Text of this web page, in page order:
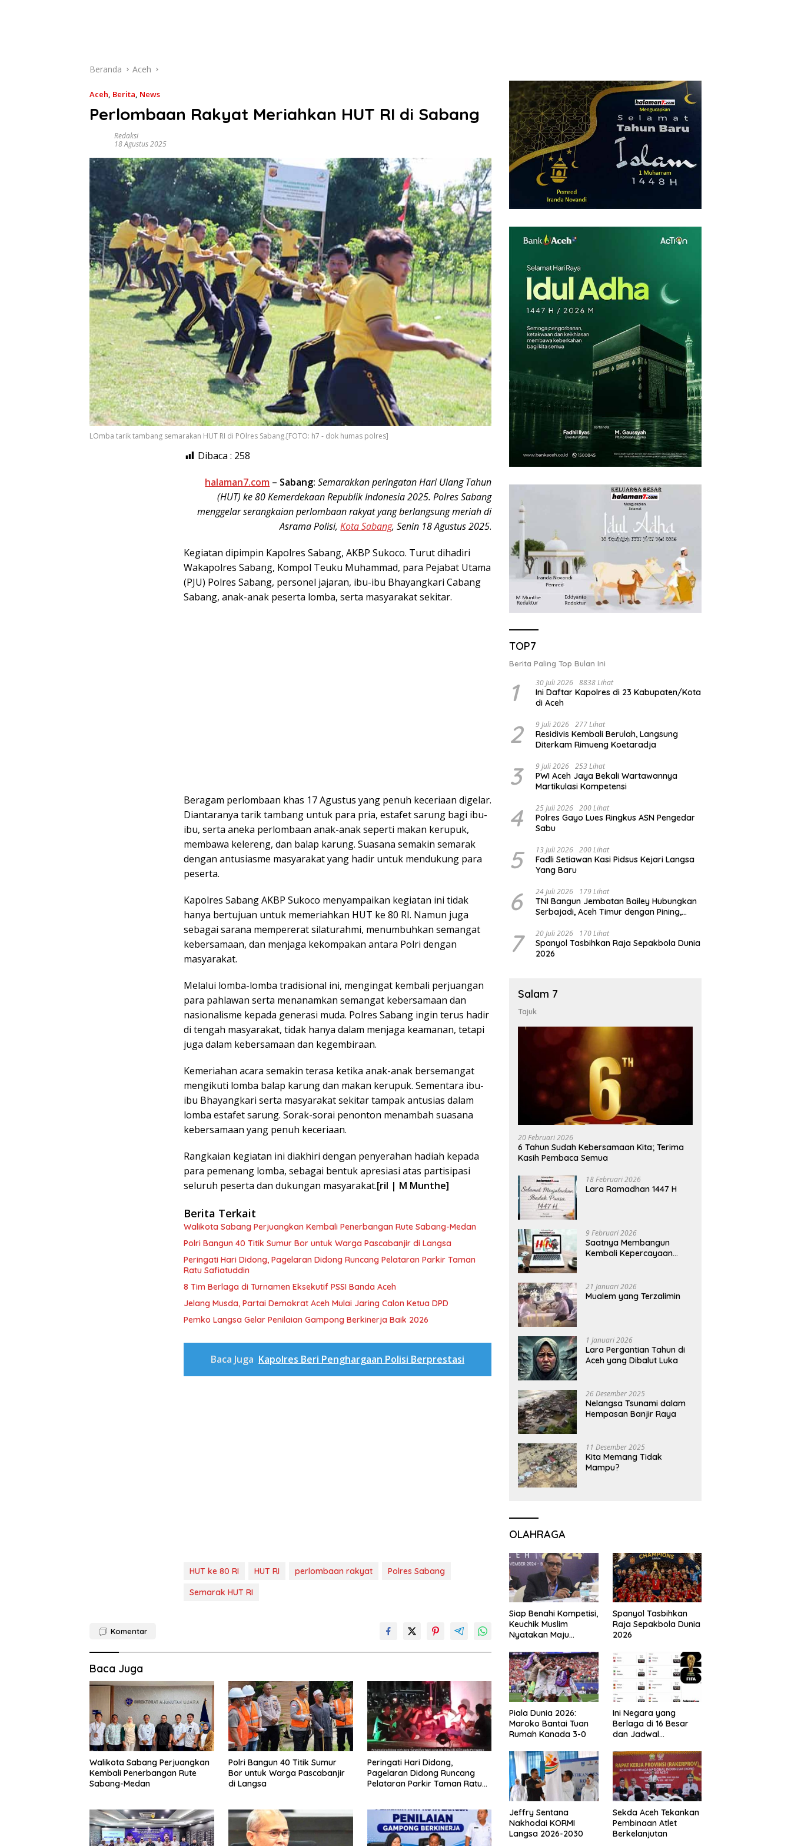
Beranda Aceh
Aceh, Berita, News
Perlombaan Rakyat Meriahkan HUT RI di Sabang
Redaksi
18 Agustus 2025
LOmba tarik tambang semarakan HUT RI di POlres Sabang.[FOTO: h7 - dok humas polres]
Dibaca : 258
halaman7.com – Sabang: Semarakkan peringatan Hari Ulang Tahun
(HUT) ke 80 Kemerdekaan Republik Indonesia 2025. Polres Sabang
menggelar serangkaian perlombaan rakyat yang berlangsung meriah di
Asrama Polisi,Kota Sabang, Senin 18 Agustus 2025.
Kegiatan dipimpin Kapolres Sabang, AKBP Sukoco. Turut dihadiri
Wakapolres Sabang, Kompol Teuku Muhammad, para Pejabat Utama
(PJU) Polres Sabang, personel jajaran, ibu-ibu Bhayangkari Cabang
Sabang, anak-anak peserta lomba, serta masyarakat sekitar.
Beragam perlombaan khas 17 Agustus yang penuh keceriaan digelar.
Diantaranya tarik tambang untuk para pria, estafet sarung bagi ibu-
ibu, serta aneka perlombaan anak-anak seperti makan kerupuk,
membawa kelereng, dan balap karung. Suasana semakin semarak
dengan antusiasme masyarakat yang hadir untuk mendukung para
peserta.
Kapolres Sabang AKBP Sukoco menyampaikan kegiatan ini tidak
hanya bertujuan untuk memeriahkan HUT ke 80 RI. Namun juga
sebagai sarana mempererat silaturahmi, menumbuhkan semangat
kebersamaan, dan menjaga kekompakan antara Polri dengan
masyarakat.
Melalui lomba-lomba tradisional ini, mengingat kembali perjuangan
para pahlawan serta menanamkan semangat kebersamaan dan
nasionalisme kepada generasi muda. Polres Sabang ingin terus hadir
di tengah masyarakat, tidak hanya dalam menjaga keamanan, tetapi
juga dalam kebersamaan dan kegembiraan.
Kemeriahan acara semakin terasa ketika anak-anak bersemangat
mengikuti lomba balap karung dan makan kerupuk. Sementara ibu-
ibu Bhayangkari serta masyarakat sekitar tampak antusias dalam
lomba estafet sarung. Sorak-sorai penonton menambah suasana
kebersamaan yang penuh keceriaan.
Rangkaian kegiatan ini diakhiri dengan penyerahan hadiah kepada
para pemenang lomba, sebagai bentuk apresiasi atas partisipasi
seluruh peserta dan dukungan masyarakat.[ril | M Munthe]
Berita Terkait
Walikota Sabang Perjuangkan Kembali Penerbangan Rute Sabang-Medan
Polri Bangun 40 Titik Sumur Bor untuk Warga Pascabanjir di Langsa
Peringati Hari Didong, Pagelaran Didong Runcang Pelataran Parkir Taman
Ratu Safiatuddin
8 Tim Berlaga di Turnamen Eksekutif PSSI Banda Aceh
Jelang Musda, Partai Demokrat Aceh Mulai Jaring Calon Ketua DPD
Pemko Langsa Gelar Penilaian Gampong Berkinerja Baik 2026
Baca Juga Kapolres Beri Penghargaan Polisi Berprestasi
HUT ke 80 RI HUT RI perlombaan rakyat
Polres Sabang
Semarak HUT RI
Komentar
Baca Juga
Walikota Sabang Perjuangkan
Kembali Penerbangan Rute
Sabang-Medan
Polri Bangun 40 Titik Sumur
Bor untuk Warga Pascabanjir
di Langsa
Peringati Hari Didong,
Pagelaran Didong Runcang
Pelataran Parkir Taman Ratu
TOP7
Berita Paling Top Bulan Ini
1 30 Juli 2026 8838 Lihat
Ini Daftar Kapolres di 23 Kabupaten/Kota
di Aceh
2 9 Juli 2026 277 Lihat
Residivis Kembali Berulah, Langsung
Diterkam Rimueng Koetaradja
3 9 Juli 2026 253 Lihat
PWI Aceh Jaya Bekali Wartawannya
Martikulasi Kompetensi
4 25 Juli 2026 200 Lihat
Polres Gayo Lues Ringkus ASN Pengedar
Sabu
5 13 Juli 2026 200 Lihat
Fadli Setiawan Kasi Pidsus Kejari Langsa
Yang Baru
6 24 Juli 2026 179 Lihat
TNI Bangun Jembatan Bailey Hubungkan
Serbajadi, Aceh Timur dengan Pining,
7 20 Juli 2026 170 Lihat
Spanyol Tasbihkan Raja Sepakbola Dunia
2026
Salam 7
Tajuk
20 Februari 2026
6 Tahun Sudah Kebersamaan Kita; Terima
Kasih Pembaca Semua
18 Februari 2026
Lara Ramadhan 1447 H
9 Februari 2026
Saatnya Membangun
Kembali Kepercayaan
21 Januari 2026
Mualem yang Terzalimin
1 Januari 2026
Lara Pergantian Tahun di
Aceh yang Dibalut Luka
26 Desember 2025
Nelangsa Tsunami dalam
Hempasan Banjir Raya
11 Desember 2025
Kita Memang Tidak
Mampu?
OLAHRAGA
Siap Benahi Kompetisi,
Keuchik Muslim
Nyatakan Maju
Asprov PSSI Aceh
Spanyol Tasbihkan
Raja Sepakbola Dunia
2026
Piala Dunia 2026:
Maroko Bantai Tuan
Rumah Kanada 3-0
Ini Negara yang
Berlaga di 16 Besar
dan Jadwal
Perdelapan final Piala
Dunia 2026
Jeffry Sentana
Nakhodai KORMI
Langsa 2026-2030
Sekda Aceh Tekankan
Pembinaan Atlet
Berkelanjutan